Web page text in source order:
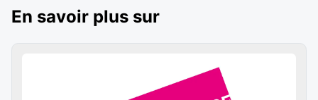
En savoir plus sur